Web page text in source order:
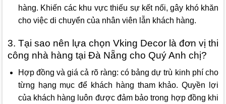
hàng. Khiến các khu vực thiếu sự kết nối, gây khó khăn
cho việc di chuyển của nhân viên lẫn khách hàng.
3. Tại sao nên lựa chọn Vking Decor là đơn vị thi
công nhà hàng tại Đà Nẵng cho Quý Anh chị?
Hợp đồng và giá cả rõ ràng: có bảng dự trù kinh phí cho
từng hạng mục để khách hàng tham khảo. Quyền lợi
của khách hàng luôn được đảm bảo trong hợp đồng khi